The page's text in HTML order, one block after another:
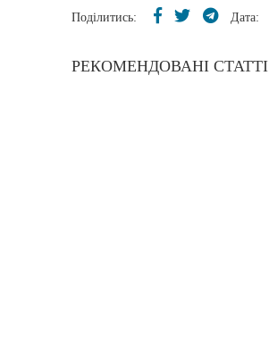
Поділитись: Дата:
РЕКОМЕНДОВАНІ СТАТТІ